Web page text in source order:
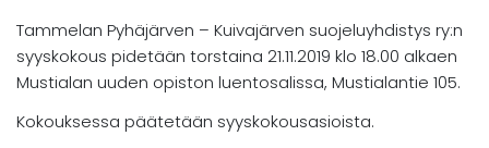
Tammelan Pyhäjärven – Kuivajärven suojeluyhdistys ry:n
syyskokous pidetään torstaina 21.11.2019 klo 18.00 alkaen
Mustialan uuden opiston luentosalissa, Mustialantie 105.
Kokouksessa päätetään syyskokousasioista.